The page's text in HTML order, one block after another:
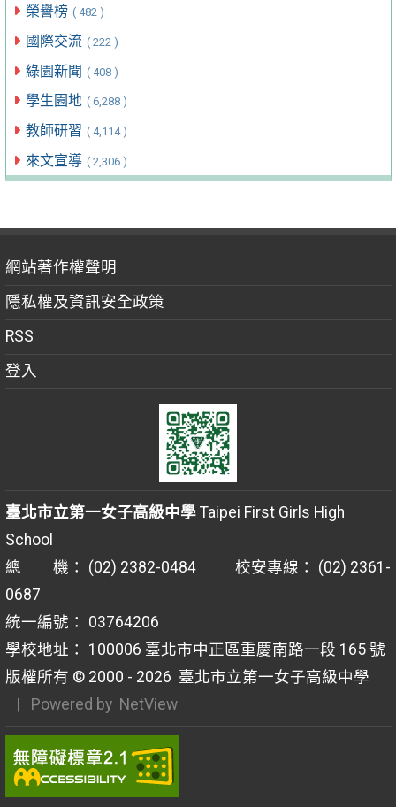
榮譽榜 ( 482 )
國際交流 ( 222 )
綠園新聞 ( 408 )
學生園地 ( 6,288 )
教師研習 ( 4,114 )
來文宣導 ( 2,306 )
網站著作權聲明
隱私權及資訊安全政策
RSS
登入
臺北市立第一女子高級中學Taipei First Girls High
School
總 機： (02) 2382-0484 校安專線： (02) 2361-
0687
統一編號： 03764206
學校地址： 100006 臺北市中正區重慶南路一段 165 號
版權所有 © 2000 - 2026 臺北市立第一女子高級中學
| Powered by NetView